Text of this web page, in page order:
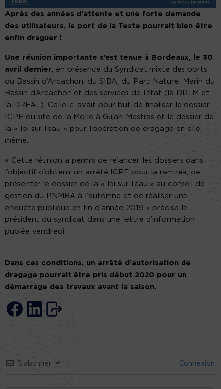
Après des années d’attente et une forte demande
des utilisateurs, le port de la Teste pourrait bien être
enfin draguer !
Une réunion importante s’est tenue à Bordeaux, le 30
avril dernier, en présence du Syndicat mixte des ports
du Bassin d’Arcachon, du SIBA, du Parc Naturel Marin du
Bassin d’Arcachon et des services de l’état (la DDTM et
la DREAL). Celle-ci avait pour but de finaliser le dossier
ICPE du site de la Molle à Gujan-Mestras et le dossier de
la « loi sur l’eau » pour l’opération de dragage en elle-
même.
« Cette réunion a permis de relancer les dossiers dans
l’objectif d’obtenir un arrêté ICPE pour la rentrée, de
présenter le dossier de la « loi sur l’eau » au conseil de
gestion du PNMBA à l’automne et de réaliser une
enquête publique en fin d’année 2019 » précise le
président du syndicat dans une lettre d’information
pubiée vendredi.
Dans ces conditions, un arrêté d’autorisation de
dragage pourrait être pris début 2020 pour un
démarrage des travaux avant la saison.
S’abonner Connexion